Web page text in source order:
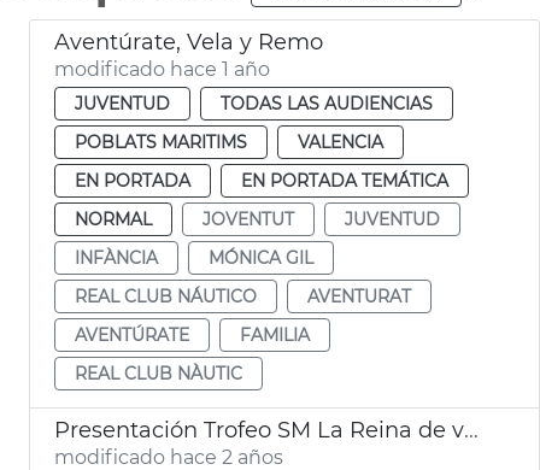
Aventúrate, Vela y Remo
modificado hace 1 año
JUVENTUD
TODAS LAS AUDIENCIAS
POBLATS MARITIMS
VALENCIA
EN PORTADA
EN PORTADA TEMÁTICA
NORMAL
JOVENTUT
JUVENTUD
INFÀNCIA
MÓNICA GIL
REAL CLUB NÁUTICO
AVENTURAT
AVENTÚRATE
FAMILIA
REAL CLUB NÀUTIC
Presentación Trofeo SM La Reina de vela
modificado hace 2 años